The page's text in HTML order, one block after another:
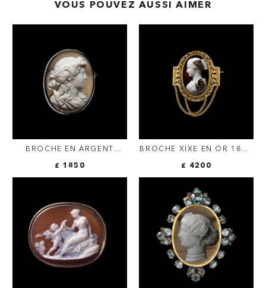
VOUS POUVEZ AUSSI AIMER
BROCHE EN ARGENT
£ 1850
BROCHE XIXE EN OR 18CT
£ 4200